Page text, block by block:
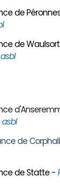
de
de
de
de Statte -